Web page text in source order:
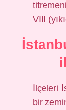
VIII
İlçeleri
bir